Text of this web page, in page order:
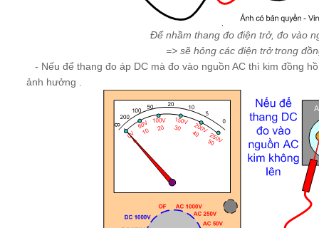
Để nhầm thang đo điện trở, đo vào
=> sẽ hỏng các điện trở trong
- Nếu để thang đo áp DC mà đo vào nguồn AC thì kim đồng
ảnh hưởng .